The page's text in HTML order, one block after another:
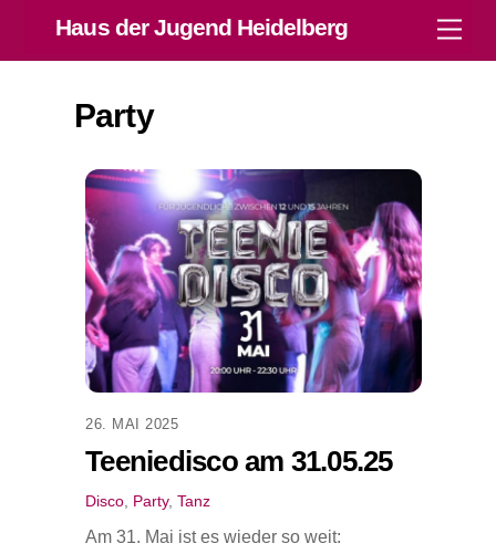
Haus der Jugend Heidelberg
Party
26. MAI 2025
Teeniedisco am 31.05.25
Disco, Party,Tanz
Am 31. Mai ist es wieder so weit: